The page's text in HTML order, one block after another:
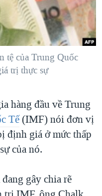
GAZA
NAM
VIỆT NAM
tệ của Trung Quốc
trị thực sự
hàng đầu về Trung
Tế(IMF) nói đơn vị
định giá ở mức thấp
của nó.
gây chia rẽ